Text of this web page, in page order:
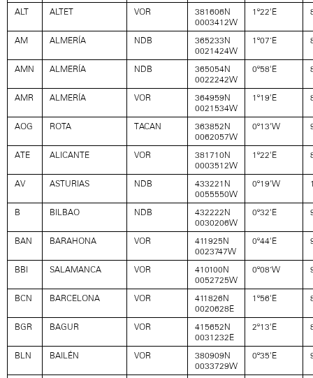
ALT ALTET VOR
381606N
0003412W
1º22'E
AM ALMERÍA NDB
365233N
0021424W
1º07’E
AMN ALMERÍA NDB
365054N
0022242W
0º58'E
AMR ALMERÍA VOR
364959N
0021534W
1º19'E
AOG ROTA TACAN
363852N
0062057W
0º13'W
ATE ALICANTE VOR
381710N
0003512W
1º22'E
AV ASTURIAS NDB
433221N
0055550W
0º19'W
B BILBAO NDB
432222N
0030206W
0º32'E
BAN BARAHONA VOR
411925N
0023747W
0º44'E
BBI SALAMANCA VOR
410100N
0052725W
0º08’W
BCN BARCELONA VOR
411826N
0020628E
1º56'E
BGR BAGUR VOR
415652N
0031232E
2º13'E
BLN BAILÉN VOR
380909N
0033729W
0º35'E